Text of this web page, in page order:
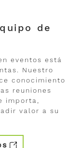
de
eventos está
Nuestro
conocimiento
reuniones
importa,
valor a su